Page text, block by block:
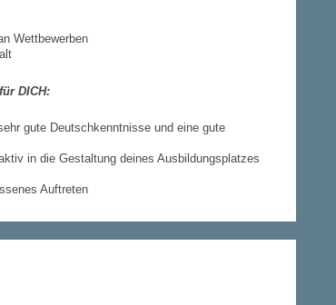
Wettbewerben
DICH:
gute Deutschkenntnisse und eine gute
in die Gestaltung deines Ausbildungsplatzes
Auftreten